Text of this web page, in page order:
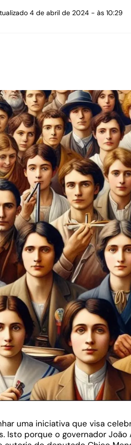
4 de abril de 2024 - às 10:29
uma iniciativa que visa
Isto porque o governador